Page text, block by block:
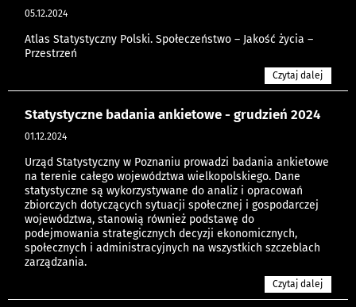
05.12.2024
Atlas Statystyczny Polski. Społeczeństwo – Jakość życia –
Przestrzeń
Czytaj dalej
Statystyczne badania ankietowe - grudzień 2024
01.12.2024
Urząd Statystyczny w Poznaniu prowadzi badania ankietowe
na terenie całego województwa wielkopolskiego. Dane
statystyczne są wykorzystywane do analiz i opracowań
zbiorczych dotyczących sytuacji społecznej i gospodarczej
województwa, stanowią również podstawę do
podejmowania strategicznych decyzji ekonomicznych,
społecznych i administracyjnych na wszystkich szczeblach
zarządzania.
Czytaj dalej